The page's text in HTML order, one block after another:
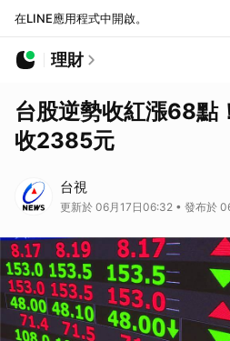
在LINE應用程式中開啟。
理財
台股逆勢收紅漲68點
收2385元
台視
更新於 06月17日06:32 • 發布於